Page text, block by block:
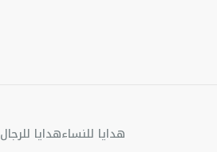
هدايا للنساءهدايا للرجال